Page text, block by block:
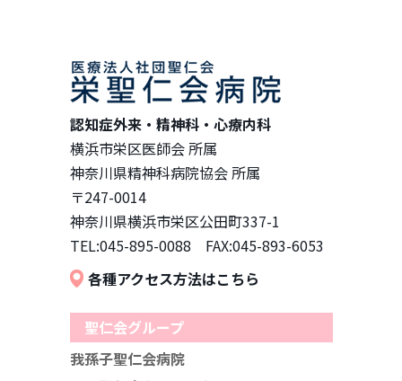
認知症外来・精神科・心療内科
横浜市栄区医師会 所属
神奈川県精神科病院協会 所属
〒247-0014
神奈川県横浜市栄区公田町337-1
TEL:045-895-0088 FAX:045-893-6053
各種アクセス方法はこちら
聖仁会グループ
我孫子聖仁会病院